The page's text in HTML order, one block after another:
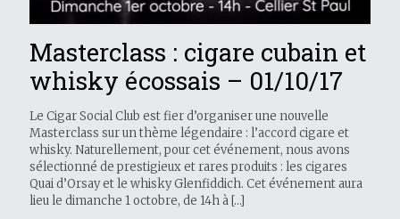
Masterclass : cigare cubain et
whisky écossais – 01/10/17
Le Cigar Social Club est fier d’organiser une nouvelle
Masterclass sur un thème légendaire : l’accord cigare et
whisky. Naturellement, pour cet événement, nous avons
sélectionné de prestigieux et rares produits : les cigares
Quai d’Orsay et le whisky Glenfiddich. Cet événement aura
lieu le dimanche 1 octobre, de 14h à […]